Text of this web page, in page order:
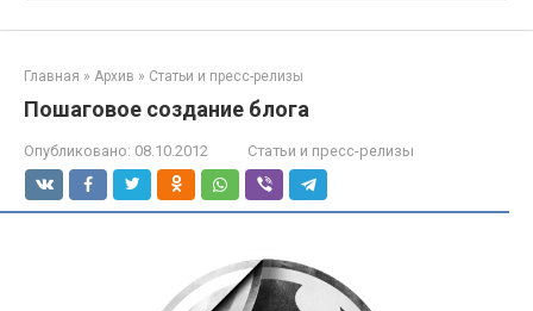
Главная » Архив » Статьи и пресс-релизы
Пошаговое создание блога
Опубликовано: 08.10.2012 Статьи и пресс-релизы